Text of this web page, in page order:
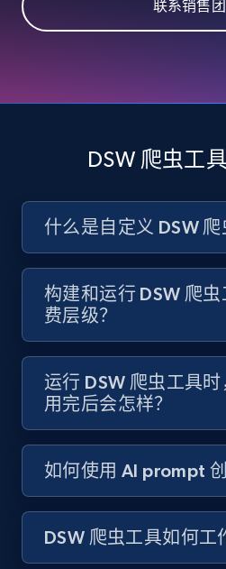
Account id, Nickname,
engagement rate, Comment
URL, Title, Youtuber,
Video length, Likes, Views,
8K+ 713+
Youtube - Videos posts -
youtube videos by keyword
URL, Title, Youtuber,
Video length, Likes, Views,
8K+ 713+
联系销售
DSW 爬虫工
什么是自定义 DSW 爬
构建和运行 DSW 爬
费层级？
运行 DSW 爬虫工具
用完后会怎样？
如何使用 AI prompt 创
DSW 爬虫工具如何工